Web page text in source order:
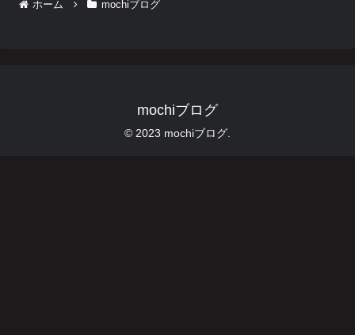
ホーム mochiブログ
mochiブログ
© 2023 mochiブログ.